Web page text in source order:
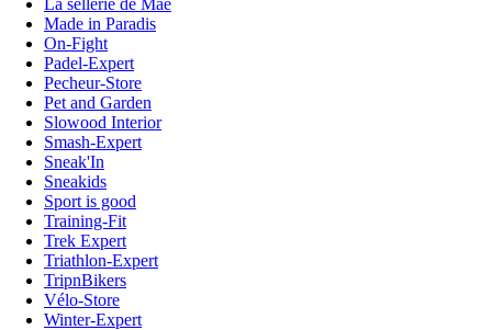
Made in Paradis
On-Fight
Padel-Expert
Pecheur-Store
Pet and Garden
Slowood Interior
Smash-Expert
Sneak'In
Sneakids
Sport is good
Training-Fit
Trek Expert
Triathlon-Expert
TripnBikers
Vélo-Store
Winter-Expert